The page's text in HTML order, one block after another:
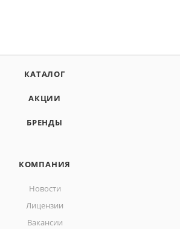
КАТАЛОГ
АКЦИИ
БРЕНДЫ
КОМПАНИЯ
Новости
Лицензии
Вакансии